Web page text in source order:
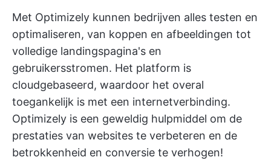
Met Optimizely kunnen bedrijven alles testen en
optimaliseren, van koppen en afbeeldingen tot
volledige landingspagina's en
gebruikersstromen. Het platform is
cloudgebaseerd, waardoor het overal
toegankelijk is met een internetverbinding.
Optimizely is een geweldig hulpmiddel om de
prestaties van websites te verbeteren en de
betrokkenheid en conversie te verhogen!